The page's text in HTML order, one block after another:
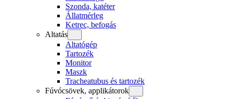
Szonda, katéter
Állatmérleg
Ketrec, befogás
Altatás
Altatógép
Tartozék
Monitor
Maszk
Tracheatubus és tartozék
Fúvócsövek, applikátorok